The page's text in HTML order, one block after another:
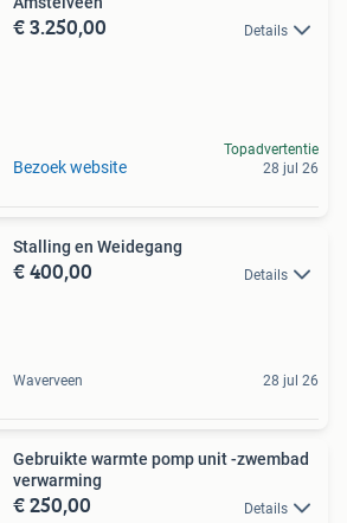
€ 3.250,00 Details
Bezoek website
Topadvertentie
28 jul 26
Stalling en Weidegang
€ 400,00 Details
Waverveen 28 jul 26
Gebruikte warmte pomp unit -zwembad
verwarming
€ 250,00 Details